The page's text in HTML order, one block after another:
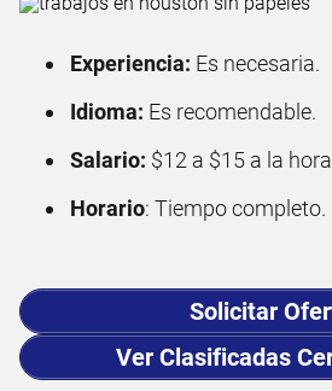
Experiencia: Es necesaria.
Idioma: Es recomendable.
Salario: $12 a $15 a la
Horario: Tiempo completo.
Solicitar
Ver Clasificadas